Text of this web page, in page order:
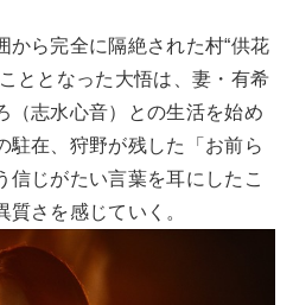
から完全に隔絶された村“供花
ととなった大悟は、妻・有希
（志水心音）との生活を始め
駐在、狩野が残した「お前ら
信じがたい言葉を耳にしたこ
さを感じていく。